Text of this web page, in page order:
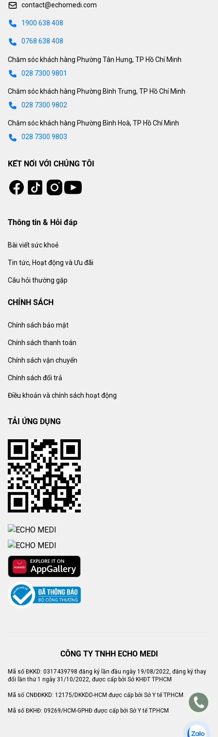
contact@echomedi.com
1900 638 408
0768 638 408
Chăm sóc khách hàng Phường Tân Hưng, TP Hồ Chí Minh
028 7300 9801
Chăm sóc khách hàng Phường Bình Trưng, TP Hồ Chí Minh
028 7300 9802
Chăm sóc khách hàng Phường Bình Hoà, TP Hồ Chí Minh
028 7300 9803
KẾT NỐI VỚI CHÚNG TÔI
Facebook
Tiktok Instagram
Youtube
Thông tin & Hỏi đáp
Bài viết sức khoẻ
Tin tức, Hoạt động và Ưu đãi
Câu hỏi thường gặp
CHÍNH SÁCH
Chính sách bảo mật
Chính sách thanh toán
Chính sách vận chuyển
Chính sách đổi trả
Điều khoản và chính sách hoạt động
TẢI ỨNG DỤNG
CÔNG TY TNHH ECHO MEDI
Mã số ĐKKD: 0317439798 đăng ký lần đầu ngày 19/08/2022, đăng ký thay
đổi lần thứ 1 ngày 31/10/2022, được cấp bởi Sở KHĐT TP.HCM
Mã số CNĐĐKKD: 12175/DKKDD-HCM được cấp bởi Sở Y tế TP.HCM
Mã số ĐKHĐ: 09269/HCM-GPHĐ được cấp bởi Sở Y tế TP.HCM